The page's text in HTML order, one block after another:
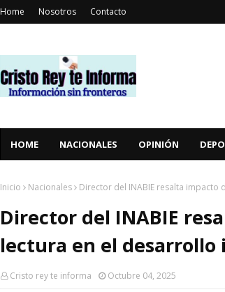
Home Nosotros Contacto
HOME NACIONALES OPINIÓN
Inicio Nacionales Director del INABIE resalta
Director del INABIE
lectura en el desarrollo
Cristo rey te informa Octubre 04, 2025